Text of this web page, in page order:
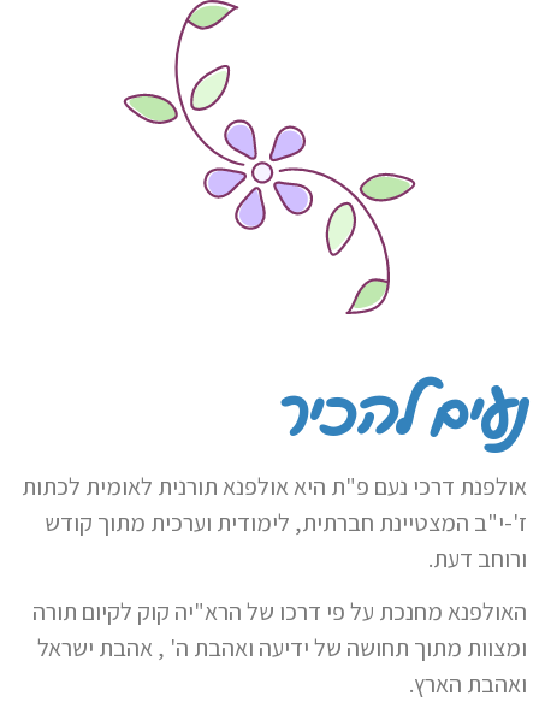
נעים להכיר
אולפנת דרכי נעם פ"ת היא אולפנא תורנית לאומית לכתות
ז'-י"ב המצטיינת חברתית, לימודית וערכית מתוך קודש
ורוחב דעת.
האולפנא מחנכת על פי דרכו של הרא"יה קוק לקיום תורה
ומצוות מתוך תחושה של ידיעה ואהבת ה' , אהבת ישראל
ואהבת הארץ.